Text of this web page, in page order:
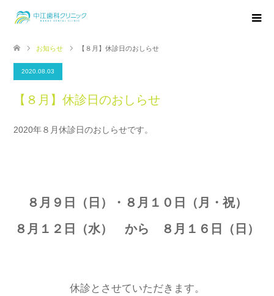
お知らせ 【８月】休診日のおしらせ
2020.08.03
【８月】休診日のおしらせ
2020年８月休診日のおしらせです。
８月９日（日）・８月１０日（月・祝）
８月１２日（水） から ８月１６日（日）
休診とさせていただきます。